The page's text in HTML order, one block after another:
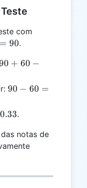
com
= 90.
+
+ 60 −
90
60
30
90 − 60 =
0.33.
notas de